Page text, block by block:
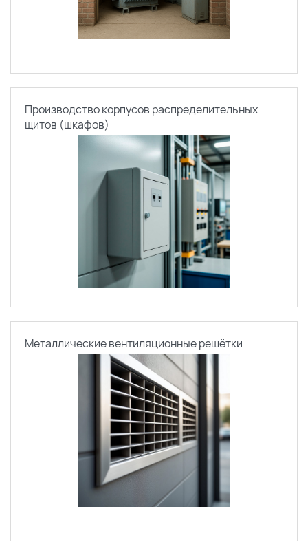
Производство корпусов распределительных
щитов (шкафов)
Металлические вентиляционные решётки